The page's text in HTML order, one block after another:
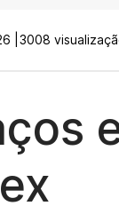
| 3008